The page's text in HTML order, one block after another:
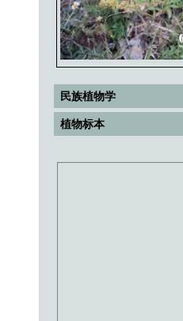
民族植物学
植物标本